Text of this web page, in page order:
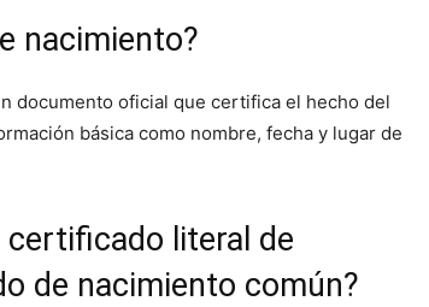
nacimiento?
documento oficial que certifica el hecho del
básica como nombre, fecha y lugar de
certificado literal de
de nacimiento común?